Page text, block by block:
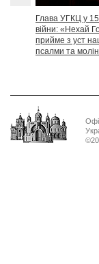
Глава УГКЦ у
війни: «Нехай
прийме з уст
псалми та